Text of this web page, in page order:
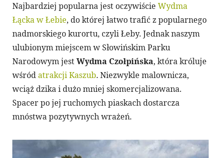
Najbardziej popularna jest oczywiście Wydma
Łącka w Łebie, do której łatwo trafić z popularnego
nadmorskiego kurortu, czyli Łeby. Jednak naszym
ulubionym miejscem w Słowińskim Parku
Narodowym jestWydma Czołpińska, która króluje
wśródatrakcji Kaszub. Niezwykle malownicza,
wciąż dzika i dużo mniej skomercjalizowana.
Spacer po jej ruchomych piaskach dostarcza
mnóstwa pozytywnych wrażeń.